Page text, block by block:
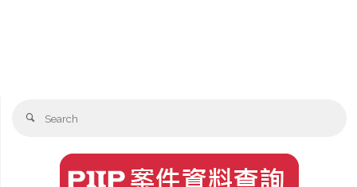
Search